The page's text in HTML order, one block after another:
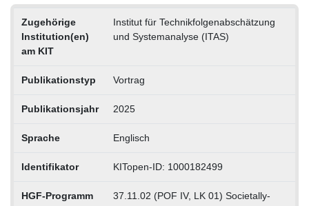
Zugehörige
Institution(en)
am KIT
Institut für Technikfolgenabschätzung
und Systemanalyse (ITAS)
Publikationstyp Vortrag
Publikationsjahr 2025
Sprache Englisch
Identifikator KITopen-ID: 1000182499
HGF-Programm
37.11.02 (POF IV, LK 01) Societally-